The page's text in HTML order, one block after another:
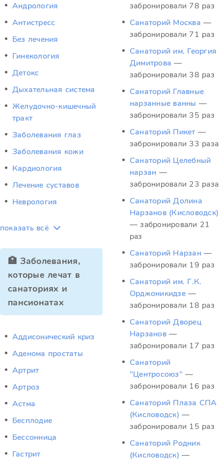
Андрология
Антистресс
Без лечения
Гинекология
Детокс
Дыхательная система
Желудочно-кишечный
тракт
Заболевания глаз
Заболевания кожи
Кардиология
Лечение суставов
Неврология
показать всё
🏥 Заболевания,
которые лечат в
санаториях и
пансионатах
Аддисонический криз
Аденома простаты
Артрит
Артроз
Астма
Бесплодие
Бессонница
Гастрит
забронировали 78 раз
Санаторий Москва —
забронировали 71 раз
Санаторий им. Георгия
Димитрова —
забронировали 38 раз
Санаторий Главные
нарзанные ванны —
забронировали 35 раз
Санаторий Пикет —
забронировали 33 раза
Санаторий Целебный
нарзан —
забронировали 23 раза
Санаторий Долина
Нарзанов (Кисловодск)
— забронировали 21
раз
Санаторий Нарзан —
забронировали 19 раз
Санаторий им. Г.К.
Орджоникидзе —
забронировали 18 раз
Санаторий Дворец
Нарзанов —
забронировали 17 раз
Санаторий
"Центросоюз" —
забронировали 16 раз
Санаторий Плаза СПА
(Кисловодск) —
забронировали 15 раз
Санаторий Родник
(Кисловодск) —